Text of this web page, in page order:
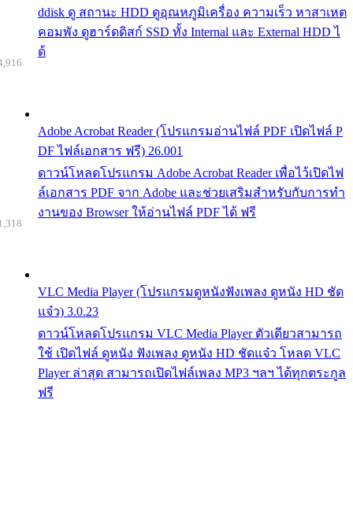
ddisk ดู สถานะ HDD ดูอุณหภูมิเครื่อง ความเร็ว หาสาเหต
คอมพัง ดูฮาร์ดดิสก์ SSD ทั้ง Internal และ External HDD ไ
ด้
Adobe Acrobat Reader (โปรแกรมอ่านไฟล์ PDF เปิดไฟล์ P
DF ไฟล์เอกสาร ฟรี) 26.001
ดาวน์โหลดโปรแกรม Adobe Acrobat Reader เพื่อไว้เปิดไฟ
ล์เอกสาร PDF จาก Adobe และช่วยเสริมสำหรับกับการทำ
งานของ Browser ให้อ่านไฟล์ PDF ได้ ฟรี
VLC Media Player (โปรแกรมดูหนังฟังเพลง ดูหนัง HD ชัด
แจ๋ว) 3.0.23
ดาวน์โหลดโปรแกรม VLC Media Player ตัวเดียวสามารถ
ใช้ เปิดไฟล์ ดูหนัง ฟังเพลง ดูหนัง HD ชัดแจ๋ว โหลด VLC
Player ล่าสุด สามารถเปิดไฟล์เพลง MP3 ฯลฯ ได้ทุกตระกูล
ฟรี